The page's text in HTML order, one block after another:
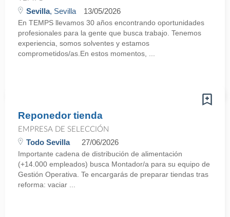
Sevilla, Sevilla 13/05/2026
En TEMPS llevamos 30 años encontrando oportunidades
profesionales para la gente que busca trabajo. Tenemos
experiencia, somos solventes y estamos
comprometidos/as.En estos momentos, ...
Reponedor tienda
EMPRESA DE SELECCIÓN
Todo Sevilla 27/06/2026
Importante cadena de distribución de alimentación
(+14.000 empleados) busca Montador/a para su equipo de
Gestión Operativa. Te encargarás de preparar tiendas tras
reforma: vaciar ...